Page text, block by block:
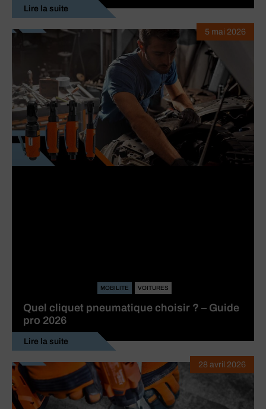
Lire la suite
MOBILITE VOITURES
Quel cliquet pneumatique choisir ? – Guide
pro 2026
Lire la suite
5 mai 2026
28 avril 2026